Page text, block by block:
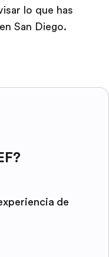
lo que has
San Diego.
de